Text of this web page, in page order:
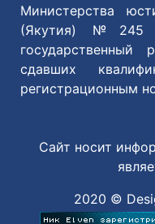
Министерства
(Якутия) №245
сдавших
регистрационным
Сайт носит
2020 ©